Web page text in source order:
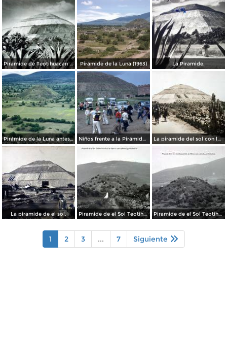
Piramide de Teotihuacan Por el fotografo Hugo Brehme. Pirámide de la Luna (1963) La Piramide.
Pirámide de la Luna antes de su restauración (1955) Niños frente a la Pirámide del Sol (circa 1953) La piramide del sol con los Federales pasando Por el fotografo Hugo Brehme.
La piramide de el sol. Piramide de el Sol Teotihuacan Edo de Mexico aun cubiertas por la maleza.. Piramide de el Sol Teotihuacan Edo de Mexico aun cubiertas por la maleza..
1 2 3 ... 7 Siguiente